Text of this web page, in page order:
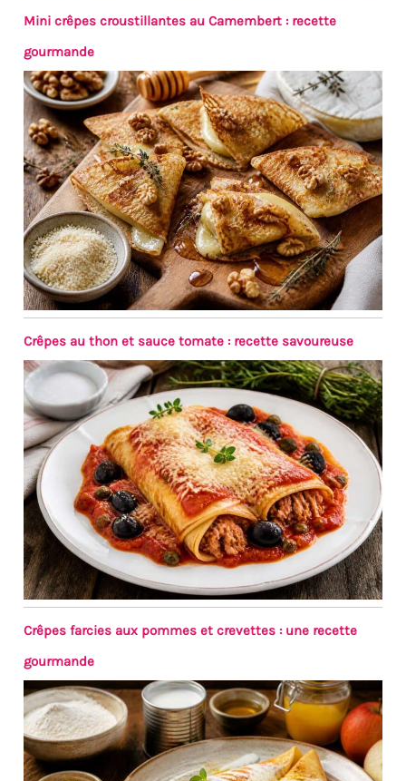
Mini crêpes croustillantes au Camembert : recette
gourmande
Crêpes au thon et sauce tomate : recette savoureuse
Crêpes farcies aux pommes et crevettes : une recette
gourmande